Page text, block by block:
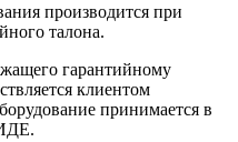
производится при
талона.
гарантийному
клиентом
принимается в